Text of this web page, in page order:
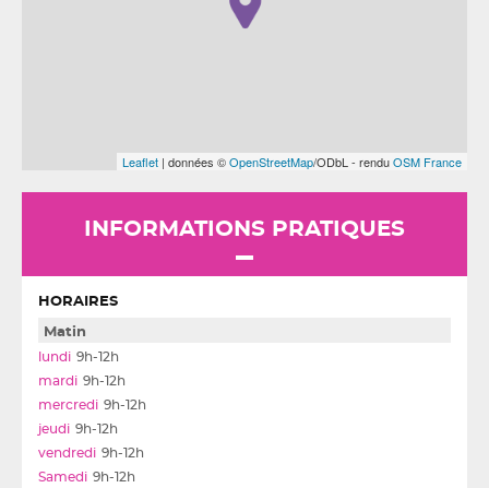
Leaflet | données ©OpenStreetMap/ODbL - renduOSM France
INFORMATIONS PRATIQUES
HORAIRES
Matin
9h-12h
9h-12h
9h-12h
9h-12h
9h-12h
9h-12h